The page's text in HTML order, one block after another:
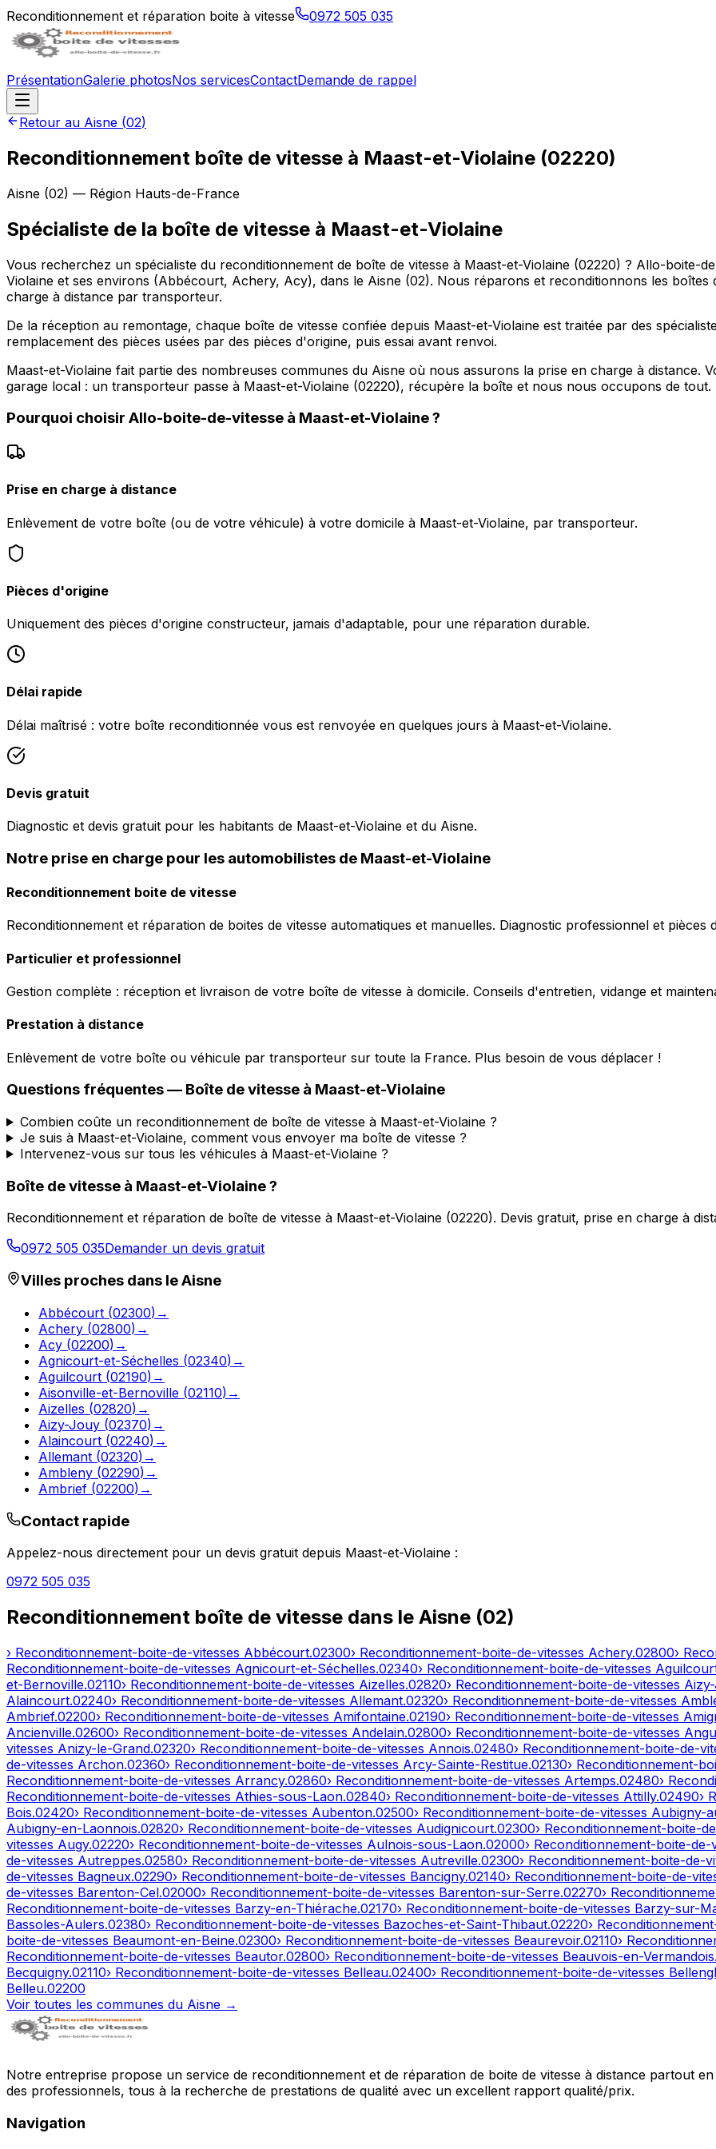
Reconditionnement et réparation boite à vitesse 0972 505 035
PrésentationGalerie photosNos servicesContactDemande de rappel
Retour au Aisne (02)
Reconditionnement boîte de vitesse à Maast-et-Violaine (02220)
Aisne (02) — Région Hauts-de-France
Spécialiste de la boîte de vitesse à Maast-et-Violaine
Vous recherchez un spécialiste du reconditionnement de boîte de vitesse à Maast-et-Violaine (02220) ? Allo-boite-
Violaine et ses environs (Abbécourt, Achery, Acy), dans le Aisne (02). Nous réparons et reconditionnons les boîtes
charge à distance par transporteur.
De la réception au remontage, chaque boîte de vitesse confiée depuis Maast-et-Violaine est traitée par des
remplacement des pièces usées par des pièces d'origine, puis essai avant renvoi.
Maast-et-Violaine fait partie des nombreuses communes du Aisne où nous assurons la prise en charge à distance.
garage local : un transporteur passe à Maast-et-Violaine (02220), récupère la boîte et nous nous occupons de tout.
Pourquoi choisir Allo-boite-de-vitesse à Maast-et-Violaine?
Prise en charge à distance
Enlèvement de votre boîte (ou de votre véhicule) à votre domicile à Maast-et-Violaine, par transporteur.
Pièces d'origine
Uniquement des pièces d'origine constructeur, jamais d'adaptable, pour une réparation durable.
Délai rapide
Délai maîtrisé : votre boîte reconditionnée vous est renvoyée en quelques jours à Maast-et-Violaine.
Devis gratuit
Diagnostic et devis gratuit pour les habitants de Maast-et-Violaine et du Aisne.
Notre prise en charge pour les automobilistes de Maast-et-Violaine
Reconditionnement boite de vitesse
Reconditionnement et réparation de boites de vitesse automatiques et manuelles. Diagnostic professionnel et pièces
Particulier et professionnel
Gestion complète : réception et livraison de votre boîte de vitesse à domicile. Conseils d'entretien, vidange et
Prestation à distance
Enlèvement de votre boîte ou véhicule par transporteur sur toute la France. Plus besoin de vous déplacer !
Questions fréquentes — Boîte de vitesse à Maast-et-Violaine
Combien coûte un reconditionnement de boîte de vitesse à Maast-et-Violaine ?
Je suis à Maast-et-Violaine, comment vous envoyer ma boîte de vitesse ?
Intervenez-vous sur tous les véhicules à Maast-et-Violaine ?
Boîte de vitesse à Maast-et-Violaine?
Reconditionnement et réparation de boîte de vitesse à Maast-et-Violaine (02220). Devis gratuit, prise en charge à
0972 505 035Demander un devis gratuit
Villes proches dans leAisne
Abbécourt (02300) →
Achery (02800) →
Acy (02200) →
Agnicourt-et-Séchelles (02340) →
Aguilcourt (02190) →
Aisonville-et-Bernoville (02110) →
Aizelles (02820) →
Aizy-Jouy (02370) →
Alaincourt (02240) →
Allemant (02320) →
Ambleny (02290) →
Ambrief (02200) →
Contact rapide
Appelez-nous directement pour un devis gratuit depuis Maast-et-Violaine :
0972 505 035
Reconditionnement boîte de vitesse dans le Aisne (02)
› Reconditionnement-boite-de-vitesses Abbécourt.02300› Reconditionnement-boite-de-vitesses Achery.02800›
Reconditionnement-boite-de-vitesses Agnicourt-et-Séchelles.02340› Reconditionnement-boite-de-vitesses
et-Bernoville.02110› Reconditionnement-boite-de-vitesses Aizelles.02820› Reconditionnement-boite-de-vitesses
Alaincourt.02240› Reconditionnement-boite-de-vitesses Allemant.02320› Reconditionnement-boite-de-vitesses
Ambrief.02200› Reconditionnement-boite-de-vitesses Amifontaine.02190› Reconditionnement-boite-de-vitesses
Ancienville.02600› Reconditionnement-boite-de-vitesses Andelain.02800› Reconditionnement-boite-de-vitesses
vitesses Anizy-le-Grand.02320› Reconditionnement-boite-de-vitesses Annois.02480› Reconditionnement-boite-de-
de-vitesses Archon.02360› Reconditionnement-boite-de-vitesses Arcy-Sainte-Restitue.02130› Reconditionnement-
Reconditionnement-boite-de-vitesses Arrancy.02860› Reconditionnement-boite-de-vitesses Artemps.02480›
Reconditionnement-boite-de-vitesses Athies-sous-Laon.02840› Reconditionnement-boite-de-vitesses Attilly.02490›
Bois.02420› Reconditionnement-boite-de-vitesses Aubenton.02500› Reconditionnement-boite-de-vitesses Aubigny-
Aubigny-en-Laonnois.02820› Reconditionnement-boite-de-vitesses Audignicourt.02300› Reconditionnement-boite-
vitesses Augy.02220› Reconditionnement-boite-de-vitesses Aulnois-sous-Laon.02000› Reconditionnement-boite-de-
de-vitesses Autreppes.02580› Reconditionnement-boite-de-vitesses Autreville.02300› Reconditionnement-boite-de-
de-vitesses Bagneux.02290› Reconditionnement-boite-de-vitesses Bancigny.02140› Reconditionnement-boite-de-
de-vitesses Barenton-Cel.02000› Reconditionnement-boite-de-vitesses Barenton-sur-Serre.02270›
Reconditionnement-boite-de-vitesses Barzy-en-Thiérache.02170› Reconditionnement-boite-de-vitesses Barzy-sur-
Bassoles-Aulers.02380› Reconditionnement-boite-de-vitesses Bazoches-et-Saint-Thibaut.02220›
boite-de-vitesses Beaumont-en-Beine.02300› Reconditionnement-boite-de-vitesses Beaurevoir.02110›
Reconditionnement-boite-de-vitesses Beautor.02800› Reconditionnement-boite-de-vitesses Beauvois-en-Vermandois.
Becquigny.02110› Reconditionnement-boite-de-vitesses Belleau.02400› Reconditionnement-boite-de-vitesses
Belleu.02200
Voir toutes les communes du Aisne →
Notre entreprise propose un service de reconditionnement et de réparation de boite de vitesse à distance partout
des professionnels, tous à la recherche de prestations de qualité avec un excellent rapport qualité/prix.
Navigation